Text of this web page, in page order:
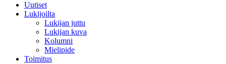
Uutiset
Lukijoilta
Lukijan juttu
Lukijan kuva
Kolumni
Mielipide
Toimitus